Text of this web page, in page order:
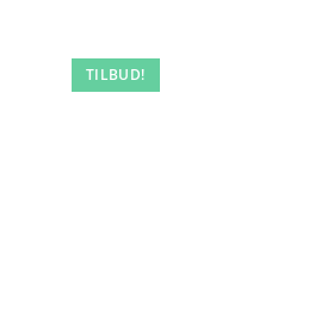
TILBUD!